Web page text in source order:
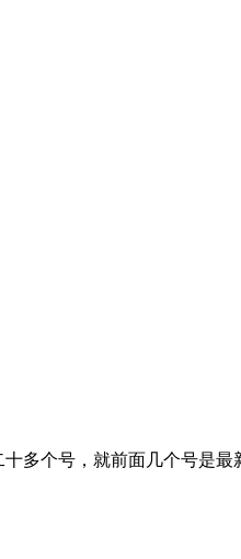
多个号，就前面几个号是最